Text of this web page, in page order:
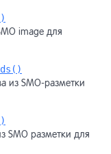
image для
из SMO-разметки
SMO разметки для